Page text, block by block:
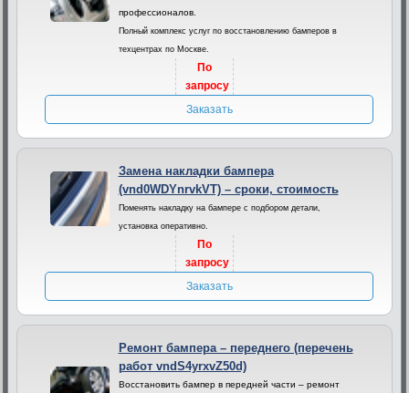
профессионалов.
Полный комплекс услуг по восстановлению бамперов в
техцентрах по Москве.
По
запросу
Заказать
Замена накладки бампера
(vnd0WDYnrvkVT) – сроки, стоимость
Поменять накладку на бампере с подбором детали,
установка оперативно.
По
запросу
Заказать
Ремонт бампера – переднего (перечень
работ vndS4yrxvZ50d)
Восстановить бампер в передней части – ремонт